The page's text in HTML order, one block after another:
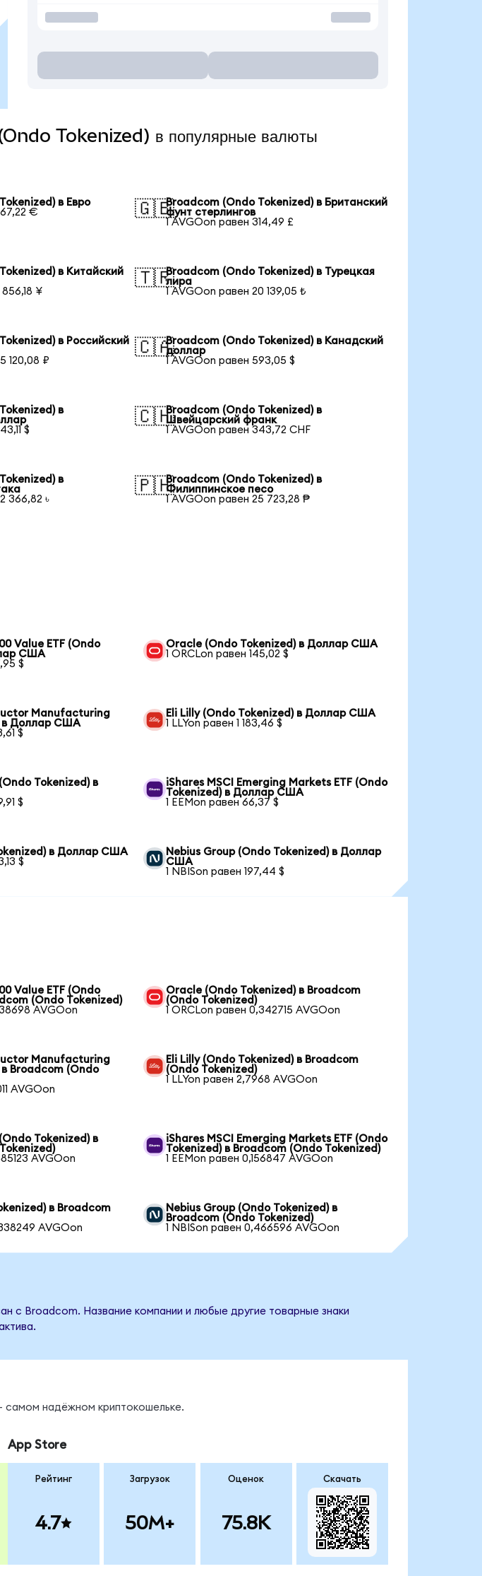
Tokenized) в популярные валюты
в Евро
€
🇬🇧Broadcom (Ondo Tokenized) в Британский
фунт стерлингов
1 AVGOon равен 314,49 £
в Китайский
¥
🇹🇷Broadcom (Ondo Tokenized) в Турецкая
лира
1 AVGOon равен 20 139,05 ₺
в Российский
120,08 ₽
🇨🇦Broadcom (Ondo Tokenized) в Канадский
доллар
1 AVGOon равен 593,05 $
в
$
🇨🇭Broadcom (Ondo Tokenized) в
Швейцарский франк
1 AVGOon равен 343,72 CHF
в
366,82 ৳
🇵🇭Broadcom (Ondo Tokenized) в
Филиппинское песо
1 AVGOon равен 25 723,28 ₱
Value ETF (Ondo
США
$
Oracle (Ondo Tokenized) в Доллар США
1 ORCLon равен 145,02 $
Manufacturing
в Доллар США
$
Eli Lilly (Ondo Tokenized) в Доллар США
1 LLYon равен 1 183,46 $
Tokenized) в
$
iShares MSCI Emerging Markets ETF (Ondo
Tokenized) в Доллар США
1 EEMon равен 66,37 $
в Доллар США
$
Nebius Group (Ondo Tokenized) в Доллар
США
1 NBISon равен 197,44 $
Value ETF (Ondo
(Ondo Tokenized)
AVGOon
Oracle (Ondo Tokenized) в Broadcom
(Ondo Tokenized)
1 ORCLon равен 0,342715 AVGOon
Manufacturing
Broadcom (Ondo
AVGOon
Eli Lilly (Ondo Tokenized) в Broadcom
(Ondo Tokenized)
1 LLYon равен 2,7968 AVGOon
Tokenized) в
AVGOon
iShares MSCI Emerging Markets ETF (Ondo
Tokenized) в Broadcom (Ondo Tokenized)
1 EEMon равен 0,156847 AVGOon
в Broadcom
AVGOon
Nebius Group (Ondo Tokenized) в
Broadcom (Ondo Tokenized)
1 NBISon равен 0,466596 AVGOon
с Broadcom. Название компании и любые другие товарные знаки
самом надёжном криптокошельке.
App Store
Рейтинг
4.7
Загрузок
50M+
Оценок
75.8K
Скачать